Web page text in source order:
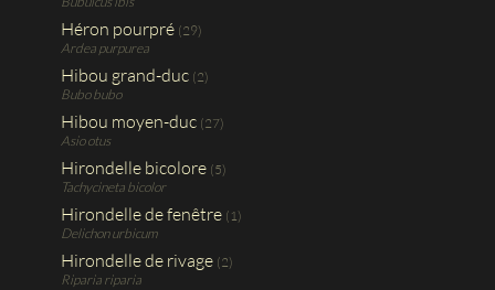
Héron pourpré (29)
Ardea purpurea
Hibou grand-duc (2)
Bubo bubo
Hibou moyen-duc (27)
Asio otus
Hirondelle bicolore (5)
Tachycineta bicolor
Hirondelle de fenêtre (1)
Delichon urbicum
Hirondelle de rivage (2)
Riparia riparia